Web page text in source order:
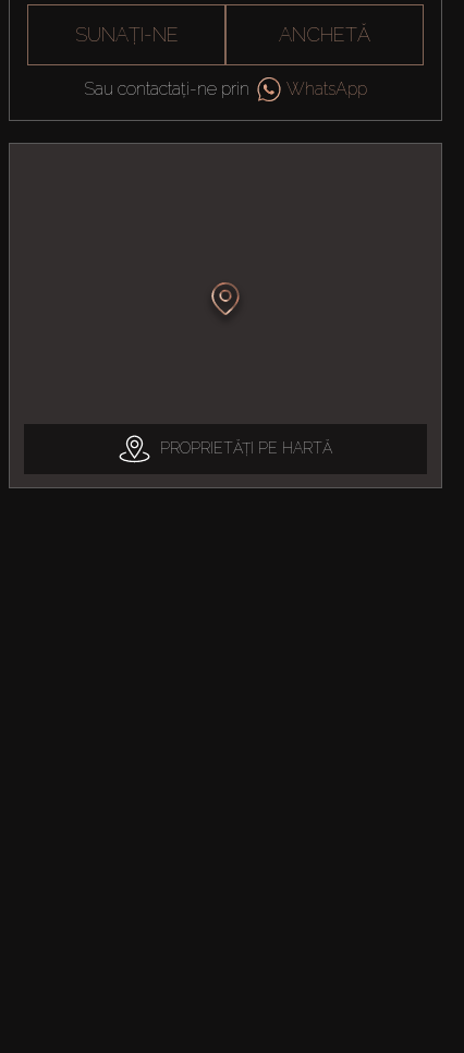
SUNAȚI-NE ANCHETĂ
Sau contactați-ne prin WhatsApp
PROPRIETĂȚI PE HARTĂ